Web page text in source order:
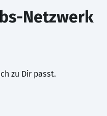
Netzwerk
zu Dir passt.